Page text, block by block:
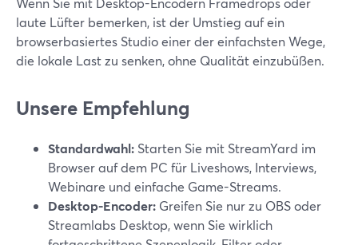
laute Lüfter bemerken, ist der Umstieg auf ein
browserbasiertes Studio einer der einfachsten Wege,
die lokale Last zu senken, ohne Qualität einzubüßen.
Unsere Empfehlung
Standardwahl: Starten Sie mit StreamYard im
Browser auf dem PC für Liveshows, Interviews,
Webinare und einfache Game-Streams.
Desktop-Encoder: Greifen Sie nur zu OBS oder
Streamlabs Desktop, wenn Sie wirklich